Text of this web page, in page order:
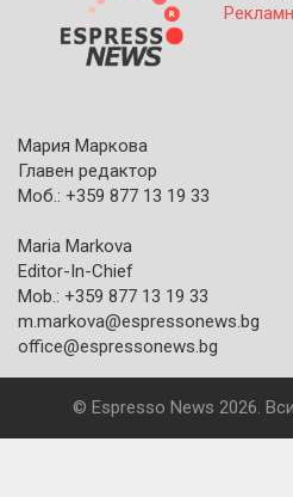
Мария Маркова
Главен редактор
Моб.: +359 877 13 19 33
Maria Markova
Editor-In-Chief
Mob.: +359 877 13 19 33
m.markova@espressonews.bg
office@espressonews.bg
© Espresso News 2026.